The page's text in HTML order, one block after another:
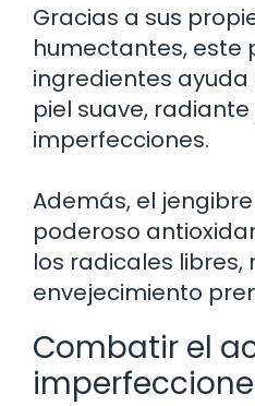
Gracias a sus
humectantes, este
ingredientes
piel suave,
imperfecciones.
Además, el
poderoso
los radicales
envejecimiento
Combatir el